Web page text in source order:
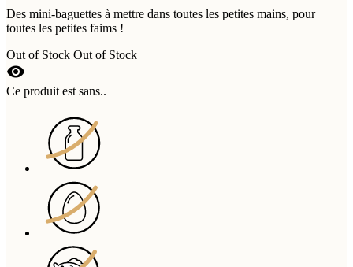
Des mini-baguettes à mettre dans toutes les petites mains, pour
toutes les petites faims !
Out of Stock Out of Stock
visibility
Ce produit est sans..